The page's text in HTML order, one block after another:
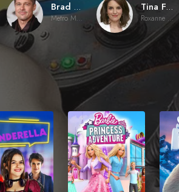
Brad Pitt
Metro Man (voice)
Tina Fey
Roxanne Ritchi (voice)